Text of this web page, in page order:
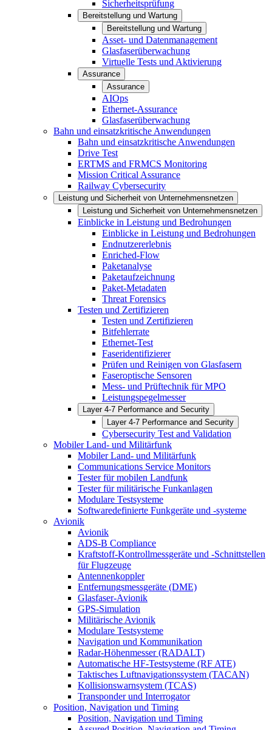
Sicherheitsprüfung
Bereitstellung und Wartung
Bereitstellung und Wartung
Asset- und Datenmanagement
Glasfaserüberwachung
Virtuelle Tests und Aktivierung
Assurance
Assurance
AIOps
Ethernet-Assurance
Glasfaserüberwachung
Bahn und einsatzkritische Anwendungen
Bahn und einsatzkritische Anwendungen
Drive Test
ERTMS and FRMCS Monitoring
Mission Critical Assurance
Railway Cybersecurity
Leistung und Sicherheit von Unternehmensnetzen
Leistung und Sicherheit von Unternehmensnetzen
Einblicke in Leistung und Bedrohungen
Einblicke in Leistung und Bedrohungen
Endnutzererlebnis
Enriched-Flow
Paketanalyse
Paketaufzeichnung
Paket-Metadaten
Threat Forensics
Testen und Zertifizieren
Testen und Zertifizieren
Bitfehlerrate
Ethernet-Test
Faseridentifizierer
Prüfen und Reinigen von Glasfasern
Faseroptische Sensoren
Mess- und Prüftechnik für MPO
Leistungspegelmesser
Layer 4-7 Performance and Security
Layer 4-7 Performance and Security
Cybersecurity Test and Validation
Mobiler Land- und Militärfunk
Mobiler Land- und Militärfunk
Communications Service Monitors
Tester für mobilen Landfunk
Tester für militärische Funkanlagen
Modulare Testsysteme
Softwaredefinierte Funkgeräte und -systeme
Avionik
Avionik
ADS-B Compliance
Kraftstoff-Kontrollmessgeräte und -Schnittstellen
für Flugzeuge
Antennenkoppler
Entfernungsmessgeräte (DME)
Glasfaser-Avionik
GPS-Simulation
Militärische Avionik
Modulare Testsysteme
Navigation und Kommunikation
Radar-Höhenmesser (RADALT)
Automatische HF-Testsysteme (RF ATE)
Taktisches Luftnavigationssystem (TACAN)
Kollisionswarnsystem (TCAS)
Transponder und Interrogator
Position, Navigation und Timing
Position, Navigation und Timing